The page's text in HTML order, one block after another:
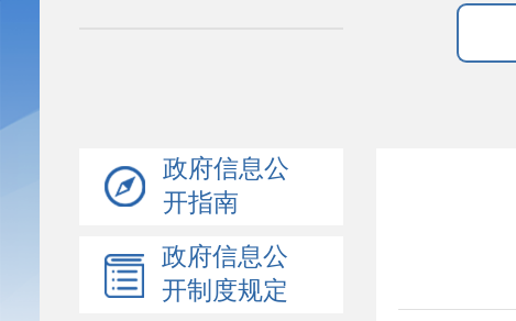
政府信息公
开指南
政府信息公
开制度规定